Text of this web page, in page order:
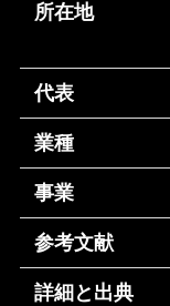
所在地
代表
業種
事業
参考文献
詳細と出典